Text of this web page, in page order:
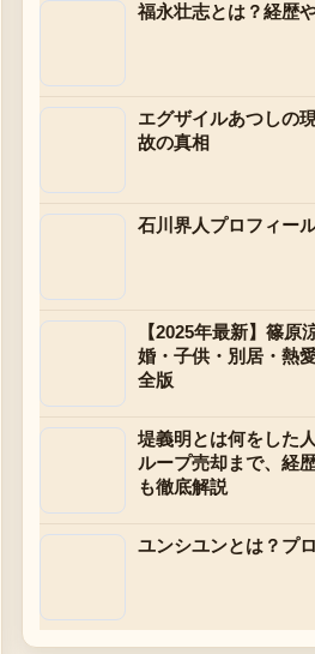
福永壮志とは？経歴
エグザイルあつしの
故の真相
石川界人プロフィー
【2025年最新】篠
婚・子供・別居・熱
全版
堤義明とは何をした
ループ売却まで、経
も徹底解説
ユンシユンとは？プ